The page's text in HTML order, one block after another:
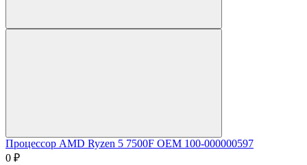
Процессор AMD Ryzen 5 7500F OEM 100-000000597
0 ₽